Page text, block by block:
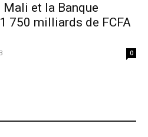
et la Banque
750 milliards de FCFA
0